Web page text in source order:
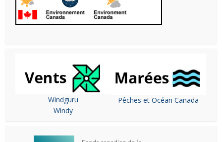
Windguru
Windy
Pêches et Océan Canada